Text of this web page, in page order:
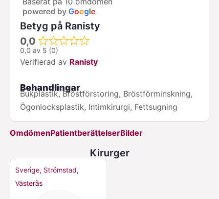
powered by Google
Betyg på Ranisty
0,0
0,0 av 5 (0)
Verifierad av Ranisty
Behandlingar
Bukplastik, Bröstförstoring, Bröstförminskning,
Ögonlocksplastik, Intimkirurgi, Fettsugning
OmdömenPatientberättelserBilder
Kirurger
Sverige, Strömstad,
Västerås